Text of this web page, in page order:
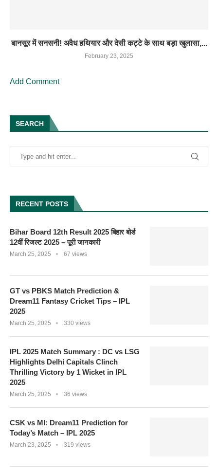
बानसूर में सनसनी! अवैध हथियार और देसी कट्टे के साथ बड़ा खुलासा,...
February 23, 2025
Add Comment
SEARCH
RECENT POSTS
Bihar Board 12th Result 2025 बिहार बोर्ड
12वीं रिजल्ट 2025 – पूरी जानकारी
March 25, 2025 67 views
GT vs PBKS Match Prediction &
Dream11 Fantasy Cricket Tips – IPL
2025
March 25, 2025 330 views
IPL 2025 Match Summary : DC vs LSG
Highlights Delhi Capitals Clinch
Thrilling Victory by 1 Wicket in IPL
2025
March 25, 2025 36 views
CSK vs MI: Dream11 Prediction for
Today’s Match – IPL 2025
March 23, 2025 319 views